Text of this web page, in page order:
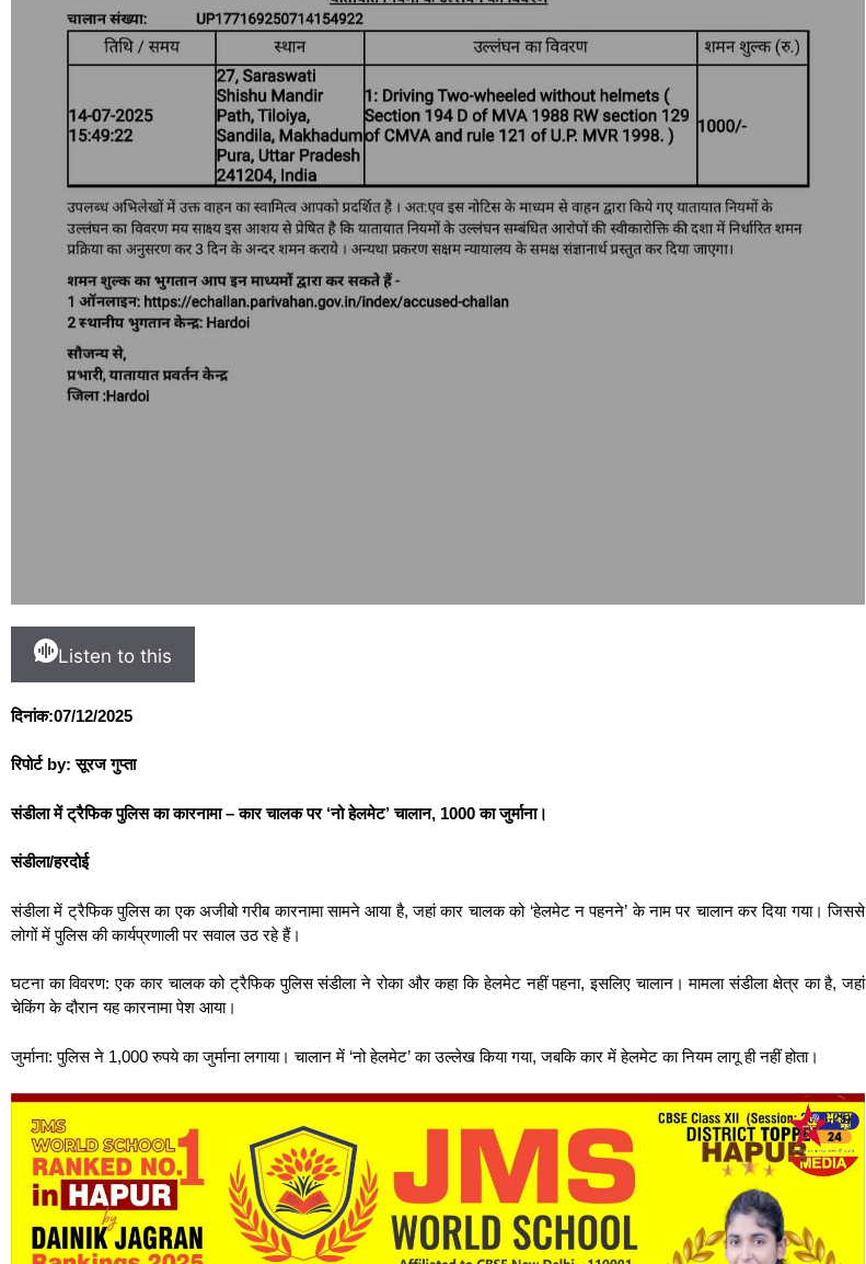
Listen to this
दिनांक:07/12/2025
रिपोर्ट by: सूरज गुप्ता
संडीला में ट्रैफिक पुलिस का कारनामा – कार चालक पर ‘नो हेलमेट’ चालान, 1000 का जुर्माना।
संडीला/हरदोई
संडीला में ट्रैफिक पुलिस का एक अजीबो गरीब कारनामा सामने आया है, जहां कार चालक को ‘हेलमेट न पहनने’ के नाम पर चालान कर दिया गया। जिससे
लोगों में पुलिस की कार्यप्रणाली पर सवाल उठ रहे हैं।
घटना का विवरण: एक कार चालक को ट्रैफिक पुलिस संडीला ने रोका और कहा कि हेलमेट नहीं पहना, इसलिए चालान। मामला संडीला क्षेत्र का है, जहां
चेकिंग के दौरान यह कारनामा पेश आया।
जुर्माना: पुलिस ने 1,000 रुपये का जुर्माना लगाया। चालान में ‘नो हेलमेट’ का उल्लेख किया गया, जबकि कार में हेलमेट का नियम लागू ही नहीं होता।